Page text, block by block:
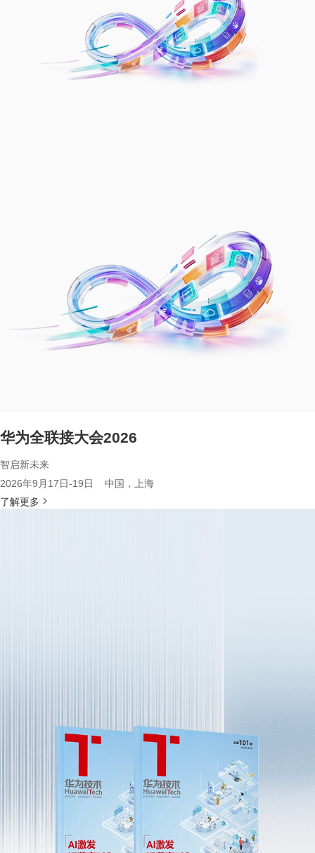
华为全联接大会2026
智启新未来
2026年9月17日-19日 中国，上海
了解更多